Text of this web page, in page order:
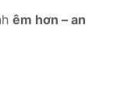
êm hơn – an